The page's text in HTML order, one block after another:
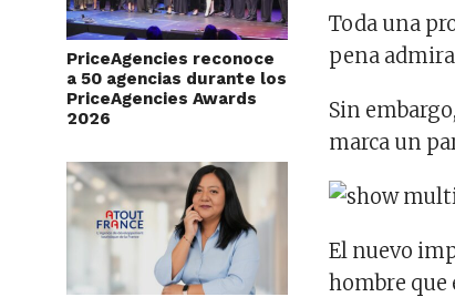
PriceAgencies reconoce
a 50 agencias durante los
PriceAgencies Awards
2026
Toda una
pena
Sin
marca un
El nuevo
hombre que